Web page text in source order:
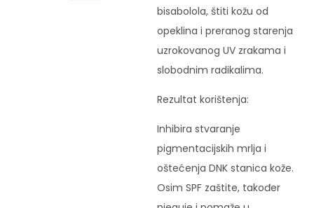
bisabolola, štiti kožu od
opeklina i preranog starenja
uzrokovanog UV zrakama i
slobodnim radikalima.
Rezultat korištenja:
Inhibira stvaranje
pigmentacijskih mrlja i
oštećenja DNK stanica kože.
Osim SPF zaštite, također